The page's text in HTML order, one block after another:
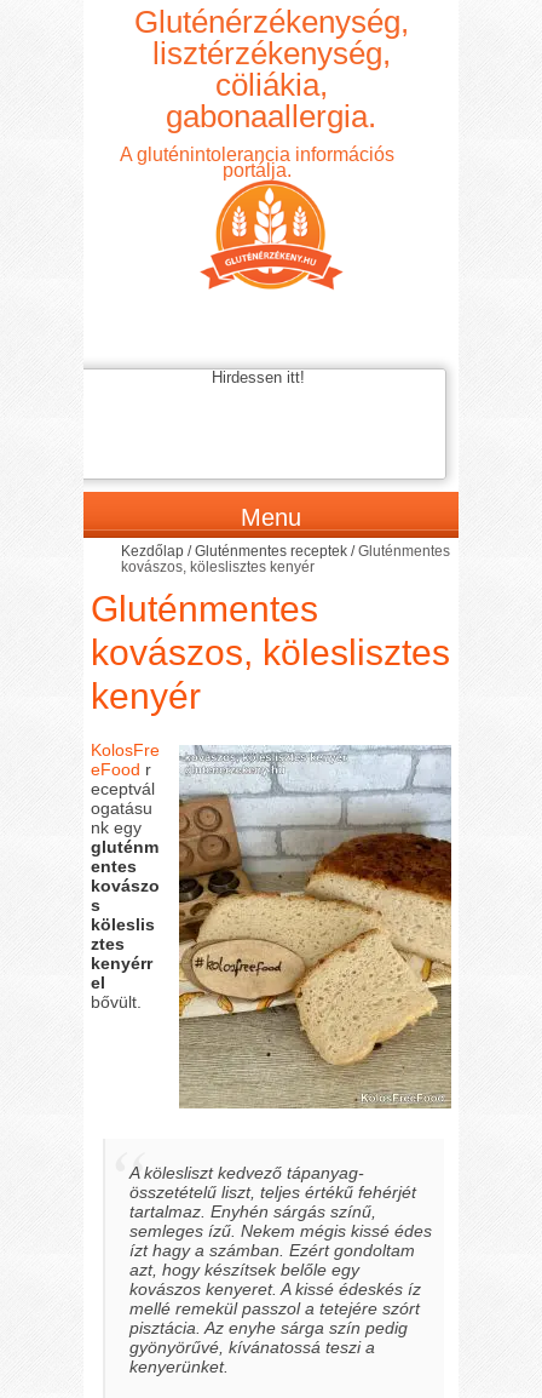
Gluténérzékenység,
lisztérzékenység,
cöliákia,
gabonaallergia.
A gluténintolerancia információs
portálja.
Hirdessen itt!
Menu
Kezdőlap /Gluténmentes receptek /Gluténmentes
kovászos, köleslisztes kenyér
Gluténmentes
kovászos, köleslisztes
kenyér
KolosFre
eFood r
eceptvál
ogatásu
nk egy
gluténm
entes
kovászo
s
köleslis
ztes
kenyérr
el
bővült.
A kölesliszt kedvező tápanyag-
összetételű liszt, teljes értékű fehérjét
tartalmaz. Enyhén sárgás színű,
semleges ízű. Nekem mégis kissé édes
ízt hagy a számban. Ezért gondoltam
azt, hogy készítsek belőle egy
kovászos kenyeret. A kissé édeskés íz
mellé remekül passzol a tetejére szórt
pisztácia. Az enyhe sárga szín pedig
gyönyörűvé, kívánatossá teszi a
kenyerünket.